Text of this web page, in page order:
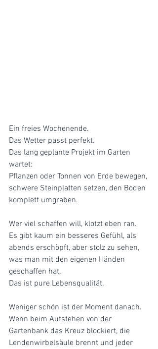
Ein freies Wochenende.
Das Wetter passt perfekt.
Das lang geplante Projekt im Garten
wartet:
Pflanzen oder Tonnen von Erde bewegen,
schwere Steinplatten setzen, den Boden
komplett umgraben.
Wer viel schaffen will, klotzt eben ran.
Es gibt kaum ein besseres Gefühl, als
abends erschöpft, aber stolz zu sehen,
was man mit den eigenen Händen
geschaffen hat.
Das ist pure Lebensqualität.
Weniger schön ist der Moment danach.
Wenn beim Aufstehen von der
Gartenbank das Kreuz blockiert, die
Lendenwirbelsäule brennt und jeder